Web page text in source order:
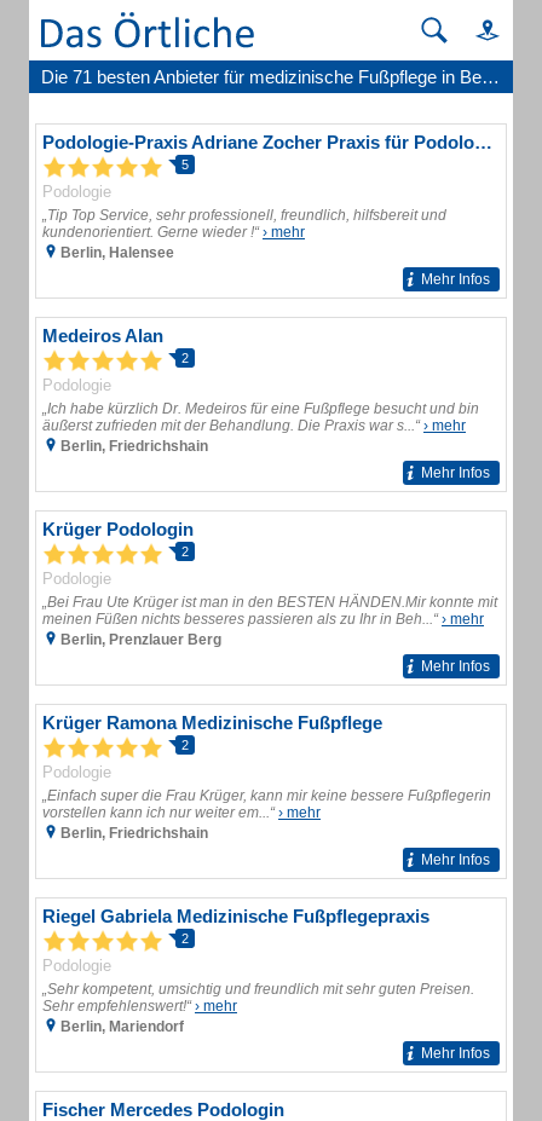
Die 71 besten Anbieter für medizinische Fußpflege in Berlin
Podologie-Praxis Adriane Zocher Praxis für Podologie
5
Podologie
„Tip Top Service, sehr professionell, freundlich, hilfsbereit und
kundenorientiert. Gerne wieder !“› mehr
Berlin, Halensee
Mehr Infos
Medeiros Alan
2
Podologie
„Ich habe kürzlich Dr. Medeiros für eine Fußpflege besucht und bin
äußerst zufrieden mit der Behandlung. Die Praxis war s...“› mehr
Berlin, Friedrichshain
Mehr Infos
Krüger Podologin
2
Podologie
„Bei Frau Ute Krüger ist man in den BESTEN HÄNDEN.Mir konnte mit
meinen Füßen nichts besseres passieren als zu Ihr in Beh...“› mehr
Berlin, Prenzlauer Berg
Mehr Infos
Krüger Ramona Medizinische Fußpflege
2
Podologie
„Einfach super die Frau Krüger, kann mir keine bessere Fußpflegerin
vorstellen kann ich nur weiter em...“› mehr
Berlin, Friedrichshain
Mehr Infos
Riegel Gabriela Medizinische Fußpflegepraxis
2
Podologie
„Sehr kompetent, umsichtig und freundlich mit sehr guten Preisen.
Sehr empfehlenswert!“› mehr
Berlin, Mariendorf
Mehr Infos
Fischer Mercedes Podologin